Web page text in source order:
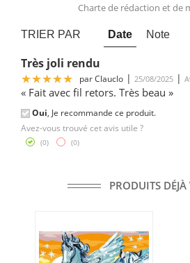
Charte de rédaction et de
TRIER PAR Date Note
Très joli rendu
parClauclo | 25/08/2025 |
« Fait avec fil retors. Très beau »
Oui, Je recommande ce produit.
Avez-vous trouvé cet avis utile ?
(0) (0)
PRODUITS DÉJÀ